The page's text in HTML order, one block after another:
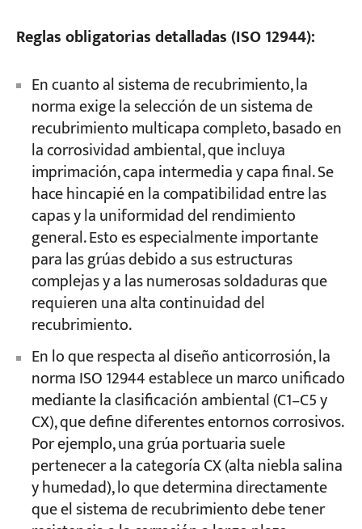
Reglas obligatorias detalladas (ISO 12944):
En cuanto al sistema de recubrimiento, la
norma exige la selección de un sistema de
recubrimiento multicapa completo, basado en
la corrosividad ambiental, que incluya
imprimación, capa intermedia y capa final. Se
hace hincapié en la compatibilidad entre las
capas y la uniformidad del rendimiento
general. Esto es especialmente importante
para las grúas debido a sus estructuras
complejas y a las numerosas soldaduras que
requieren una alta continuidad del
recubrimiento.
En lo que respecta al diseño anticorrosión, la
norma ISO 12944 establece un marco unificado
mediante la clasificación ambiental (C1–C5 y
CX), que define diferentes entornos corrosivos.
Por ejemplo, una grúa portuaria suele
pertenecer a la categoría CX (alta niebla salina
y humedad), lo que determina directamente
que el sistema de recubrimiento debe tener